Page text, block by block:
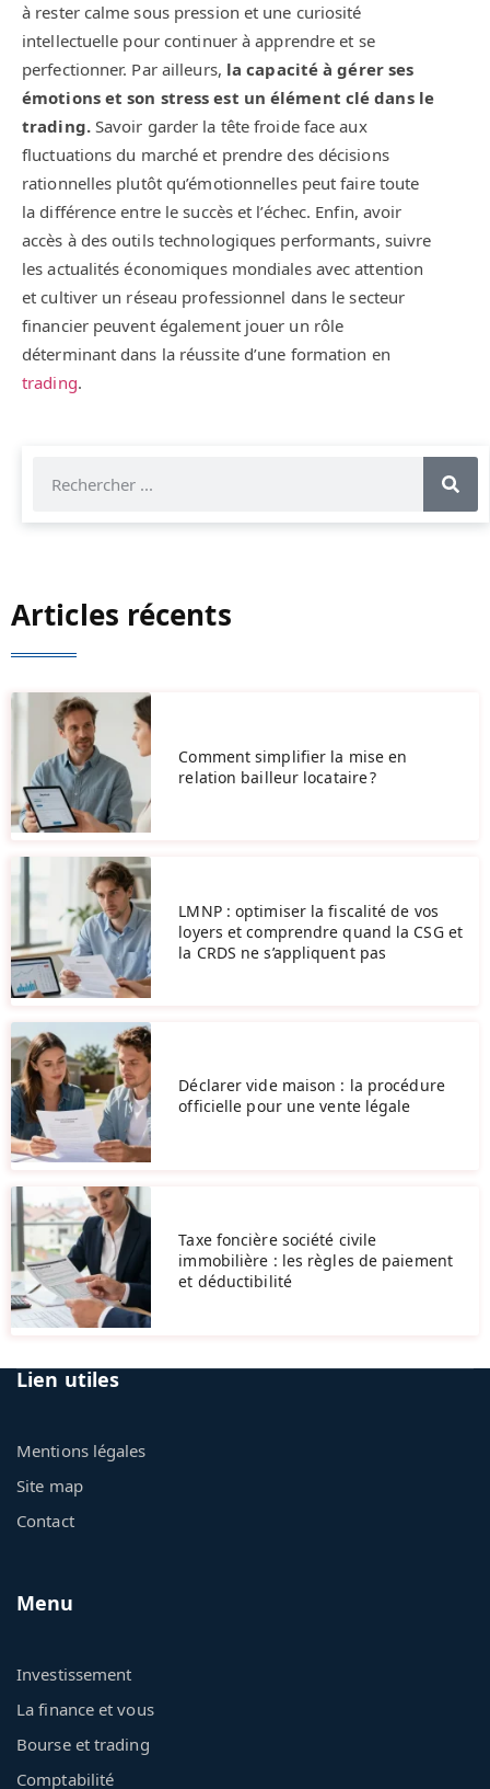
à rester calme sous pression et une curiosité
intellectuelle pour continuer à apprendre et se
perfectionner. Par ailleurs, la capacité à gérer ses
émotions et son stress est un élément clé dans le
trading. Savoir garder la tête froide face aux
fluctuations du marché et prendre des décisions
rationnelles plutôt qu’émotionnelles peut faire toute
la différence entre le succès et l’échec. Enfin, avoir
accès à des outils technologiques performants, suivre
les actualités économiques mondiales avec attention
et cultiver un réseau professionnel dans le secteur
financier peuvent également jouer un rôle
déterminant dans la réussite d’une formation en
trading.
Articles récents
Comment simplifier la mise en
relation bailleur locataire ?
LMNP : optimiser la fiscalité de vos
loyers et comprendre quand la CSG et
la CRDS ne s’appliquent pas
Déclarer vide maison : la procédure
officielle pour une vente légale
Taxe foncière société civile
immobilière : les règles de paiement
et déductibilité
Lien utiles
Mentions légales
Site map
Contact
Menu
Investissement
La finance et vous
Bourse et trading
Comptabilité